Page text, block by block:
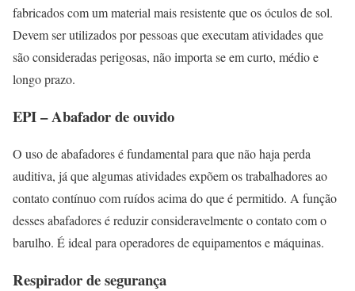
fabricados com um material mais resistente que os óculos de sol.
Devem ser utilizados por pessoas que executam atividades que
são consideradas perigosas, não importa se em curto, médio e
longo prazo.
EPI – Abafador de ouvido
O uso de abafadores é fundamental para que não haja perda
auditiva, já que algumas atividades expõem os trabalhadores ao
contato contínuo com ruídos acima do que é permitido. A função
desses abafadores é reduzir consideravelmente o contato com o
barulho. É ideal para operadores de equipamentos e máquinas.
Respirador de segurança